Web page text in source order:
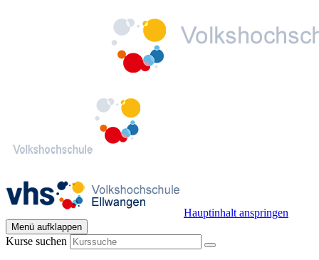
Hauptinhalt anspringen
Menü aufklappen
Kurse suchen